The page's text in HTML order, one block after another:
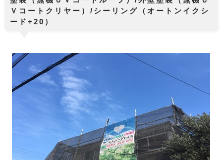
Ｖコートクリヤー）/シーリング（オートンイクシ
ード+20）